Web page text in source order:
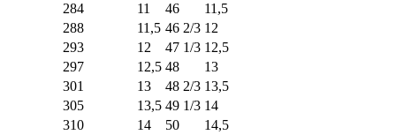
284
11 46
11,5
288
11,5 46 2/3 12
293
12 47 1/3 12,5
297
12,5 48
13
301
13 48 2/3 13,5
305
13,5 49 1/3 14
310
14 50
14,5